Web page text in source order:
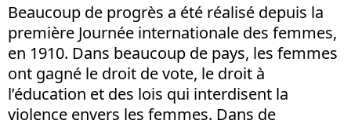
Beaucoup de progrès a été réalisé depuis la
première Journée internationale des femmes,
en 1910. Dans beaucoup de pays, les femmes
ont gagné le droit de vote, le droit à
l’éducation et des lois qui interdisent la
violence envers les femmes. Dans de